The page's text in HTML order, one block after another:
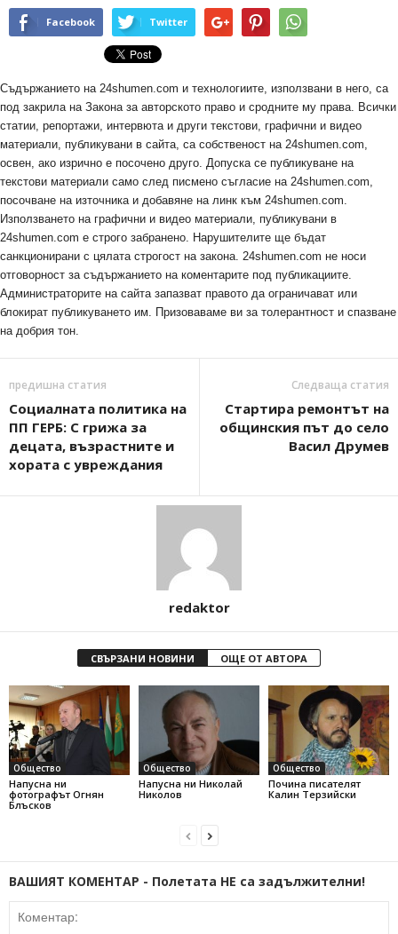
Facebook Twitter
Съдържанието на 24shumen.com и технологиите, използвани в него, са
под закрила на Закона за авторското право и сродните му права. Всички
статии, репортажи, интервюта и други текстови, графични и видео
материали, публикувани в сайта, са собственост на 24shumen.com,
освен, ако изрично е посочено друго. Допуска се публикуване на
текстови материали само след писмено съгласие на 24shumen.com,
посочване на източника и добавяне на линк към 24shumen.com.
Използването на графични и видео материали, публикувани в
24shumen.com е строго забранено. Нарушителите ще бъдат
санкционирани с цялата строгост на закона. 24shumen.com не носи
отговорност за съдържанието на коментарите под публикациите.
Администраторите на сайта запазват правото да ограничават или
блокират публикуването им. Призоваваме ви за толерантност и спазване
на добрия тон.
предишна статия
Социалната политика на
ПП ГЕРБ: С грижа за
децата, възрастните и
хората с увреждания
Следваща статия
Стартира ремонтът на
общинския път до село
Васил Друмев
redaktor
СВЪРЗАНИ НОВИНИ ОЩЕ ОТ АВТОРА
Общество
Напусна ни
фотографът Огнян
Блъсков
Общество
Напусна ни Николай
Николов
Общество
Почина писателят
Калин Терзийски
ВАШИЯТ КОМЕНТАР - Полетата НЕ са задължителни!